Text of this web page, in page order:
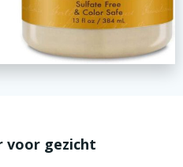
voor gezicht